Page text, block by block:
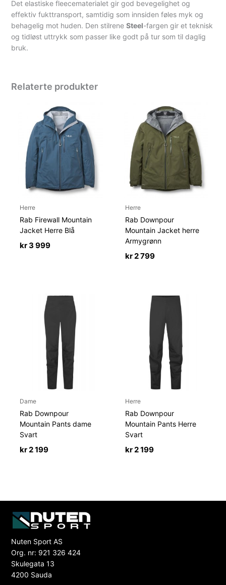
Det elastiske fleecematerialet gir god bevegelighet og
effektiv fukttransport, samtidig som innsiden føles myk og
behagelig mot huden. Den stilreneSteel-fargen gir et teknisk
og tidløst uttrykk som passer like godt på tur som til daglig
bruk.
Relaterte produkter
Herre
Rab Firewall Mountain
Jacket Herre Blå
kr3 999
Herre
Rab Downpour
Mountain Jacket herre
Armygrønn
kr2 799
Dame
Rab Downpour
Mountain Pants dame
Svart
kr 2 199
Herre
Rab Downpour
Mountain Pants Herre
Svart
kr 2 199
Nuten Sport AS
Org. nr: 921 326 424
Skulegata 13
4200 Sauda